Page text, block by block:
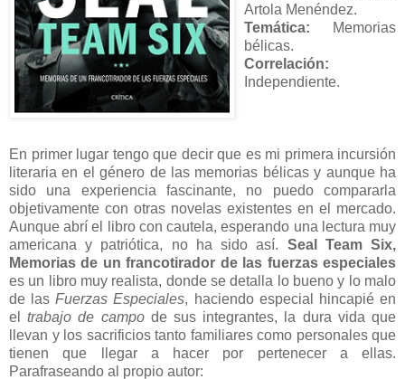
Artola Menéndez.
Temática: Memorias
bélicas.
Correlación:
Independiente.
En primer lugar tengo que decir que es mi primera incursión
literaria en el género de las memorias bélicas y aunque ha
sido una experiencia fascinante, no puedo compararla
objetivamente con otras novelas existentes en el mercado.
Aunque abrí el libro con cautela, esperando una lectura muy
americana y patriótica, no ha sido así. Seal Team Six,
Memorias de un francotirador de las fuerzas especiales
es un libro muy realista, donde se detalla lo bueno y lo malo
de lasFuerzas Especiales, haciendo especial hincapié en
eltrabajo de campode sus integrantes, la dura vida que
llevan y los sacrificios tanto familiares como personales que
tienen que llegar a hacer por pertenecer a ellas.
Parafraseando al propio autor: